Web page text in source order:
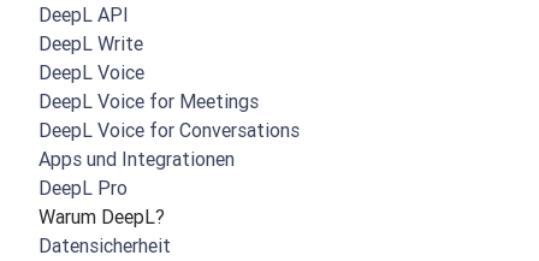
DeepL API
DeepL Write
DeepL Voice
DeepL Voice for Meetings
DeepL Voice for Conversations
Apps und Integrationen
DeepL Pro
Warum DeepL?
Datensicherheit